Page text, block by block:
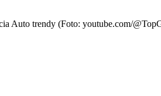
Auto trendy (Foto: youtube.com/